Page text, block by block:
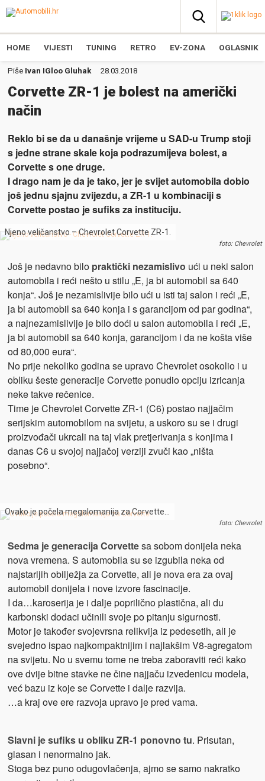
HOME VIJESTI TUNING RETRO EV-ZONA OGLASNIK
Piše Ivan IGloo Gluhak 28.03.2018
Corvette ZR-1 je bolest na američki
način
Reklo bi se da u današnje vrijeme u SAD-u Trump stoji
s jedne strane skale koja podrazumijeva bolest, a
Corvette s one druge.
I drago nam je da je tako, jer je svijet automobila dobio
još jednu sjajnu zvijezdu, a ZR-1 u kombinaciji s
Corvette postao je sufiks za instituciju.
Njeno veličanstvo – Chevrolet Corvette ZR-1.
foto: Chevrolet
Još je nedavno bilo praktički nezamislivo ući u neki salon
automobila i reći nešto u stilu „E, ja bi automobil sa 640
konja“. Još je nezamislivije bilo ući u isti taj salon i reći „E,
ja bi automobil sa 640 konja i s garancijom od par godina“,
a najnezamislivije je bilo doći u salon automobila i reći „E,
ja bi automobil sa 640 konja, garancijom i da ne košta više
od 80,000 eura“.
No prije nekoliko godina se upravo Chevrolet osokolio i u
obliku šeste generacije Corvette ponudio opciju izricanja
neke takve rečenice.
Time je Chevrolet Corvette ZR-1 (C6) postao najjačim
serijskim automobilom na svijetu, a uskoro su se i drugi
proizvođači ukrcali na taj vlak pretjerivanja s konjima i
danas C6 u svojoj najjačoj verziji zvuči kao „ništa
posebno“.
Ovako je počela megalomanija za Corvette…
foto: Chevrolet
Sedma je generacija Corvettesa sobom donijela neka
nova vremena. S automobila su se izgubila neka od
najstarijih obilježja za Corvette, ali je nova era za ovaj
automobil donijela i nove izvore fascinacije.
I da…karoserija je i dalje poprilično plastična, ali du
karbonski dodaci učinili svoje po pitanju sigurnosti.
Motor je također svojevrsna relikvija iz pedesetih, ali je
svejedno ispao najkompaktnijim i najlakšim V8-agregatom
na svijetu. No u svemu tome ne treba zaboraviti reći kako
ove dvije bitne stavke ne čine najjaču izvedenicu modela,
već bazu iz koje se Corvette i dalje razvija.
…a kraj ove ere razvoja upravo je pred vama.
Slavni je sufiks u obliku ZR-1 ponovno tu. Prisutan,
glasan i nenormalno jak.
Stoga bez puno odugovlačenja, ajmo se samo nakratko